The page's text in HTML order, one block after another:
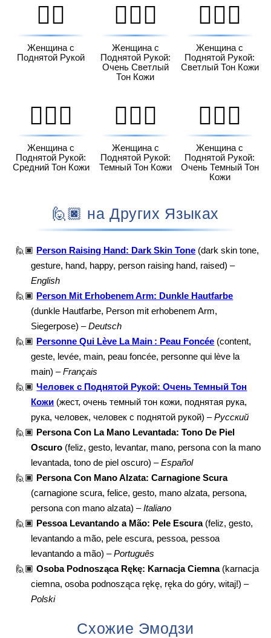
🙋‍♀️
Женщина с
Поднятой Рукой
🙋🏻‍♀️
Женщина с
Поднятой Рукой:
Очень Светлый
Тон Кожи
🙋🏼‍♀️
Женщина с
Поднятой Рукой:
Светлый Тон Кожи
🙋🏽‍♀️
Женщина с
Поднятой Рукой:
Средний Тон Кожи
🙋🏾‍♀️
Женщина с
Поднятой Рукой:
Темный Тон Кожи
🙋🏿‍♀️
Женщина с
Поднятой Рукой:
Очень Темный Тон
Кожи
🙋🏿 на Других Языках
🙋🏿 Person Raising Hand: Dark Skin Tone (dark skin tone,
gesture, hand, happy, person raising hand, raised) –
English
🙋🏿 Person Mit Erhobenem Arm: Dunkle Hautfarbe
(dunkle Hautfarbe, Person mit erhobenem Arm,
Siegerpose) –Deutsch
🙋🏿 Personne Qui Lève La Main : Peau Foncée (content,
geste, levée, main, peau foncée, personne qui lève la
main) –Français
🙋🏿 Человек с Поднятой Рукой: Очень Темный Тон
Кожи (жест, очень темный тон кожи, поднятая рука,
рука, человек, человек с поднятой рукой) –Русский
🙋🏿 Persona Con La Mano Levantada: Tono De Piel
Oscuro (feliz, gesto, levantar, mano, persona con la mano
levantada, tono de piel oscuro) –Español
🙋🏿 Persona Con Mano Alzata: Carnagione Scura
(carnagione scura, felice, gesto, mano alzata, persona,
persona con mano alzata) –Italiano
🙋🏿 Pessoa Levantando a Mão: Pele Escura(feliz, gesto,
levantando a mão, pele escura, pessoa, pessoa
levantando a mão) –Português
🙋🏿 Osoba Podnosząca Rękę: Karnacja Ciemna(karnacja
ciemna, osoba podnosząca rękę, ręka do góry, witaj!) –
Polski
Схожие Эмодзи